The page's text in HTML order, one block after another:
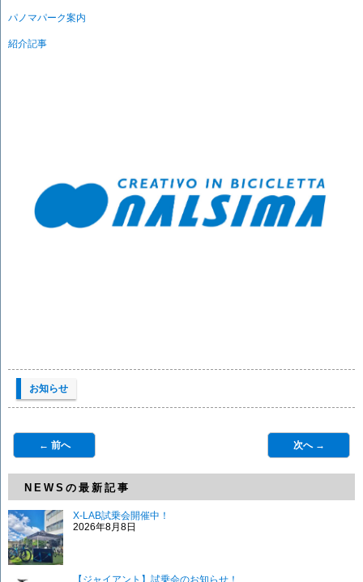
パノマパーク案内
紹介記事
お知らせ
← 前へ 次へ →
NEWSの最新記事
X-LAB試乗会開催中！
2026年8月8日
【ジャイアント】試乗会のお知らせ！